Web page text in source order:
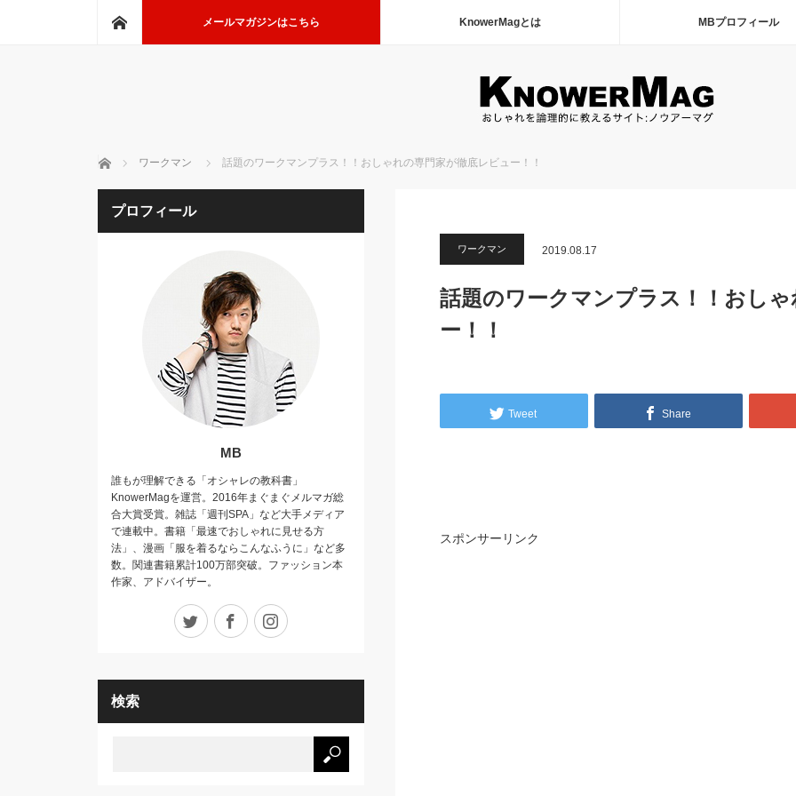
メールマガジンはこちら KnowerMagとは MBプロフィール
ホーム ワークマン 話題のワークマンプラス！！おしゃれの専門家が徹底レビュー！！
ワークマン 2019.08.17
話題のワークマンプラス！！おし
ー！！
Tweet Share
スポンサーリンク
プロフィール
MB
誰もが理解できる「オシャレの教科書」
KnowerMagを運営。2016年まぐまぐメルマガ総
合大賞受賞。雑誌「週刊SPA」など大手メディア
で連載中。書籍「最速でおしゃれに見せる方
法」、漫画「服を着るならこんなふうに」など多
数。関連書籍累計100万部突破。ファッション本
作家、アドバイザー。
Twitter Facebook
検索